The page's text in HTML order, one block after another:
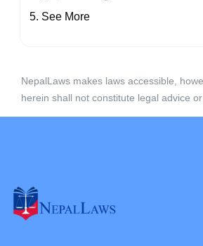
See More
NepalLaws makes laws accessible,
herein shall not constitute legal advice or